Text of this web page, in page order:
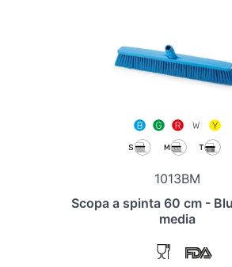
1013BM
Scopa a spinta 60 cm -
media